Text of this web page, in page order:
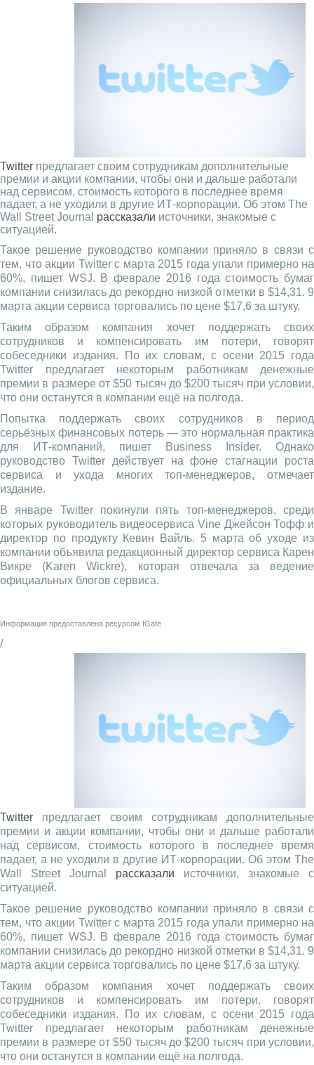
Twitter предлагает своим сотрудникам дополнительные
премии и акции компании, чтобы они и дальше работали
над сервисом, стоимость которого в последнее время
падает, а не уходили в другие ИТ-корпорации. Об этом The
Wall Street Journal рассказали источники, знакомые с
ситуацией.
Такое решение руководство компании приняло в связи с
тем, что акции Twitter с марта 2015 года упали примерно на
60%, пишет WSJ. В феврале 2016 года стоимость бумаг
компании снизилась до рекордно низкой отметки в $14,31. 9
марта акции сервиса торговались по цене $17,6 за штуку.
Таким образом компания хочет поддержать своих
сотрудников и компенсировать им потери, говорят
собеседники издания. По их словам, с осени 2015 года
Twitter предлагает некоторым работникам денежные
премии в размере от $50 тысяч до $200 тысяч при условии,
что они останутся в компании ещё на полгода.
Попытка поддержать своих сотрудников в период
серьёзных финансовых потерь — это нормальная практика
для ИТ-компаний, пишет Business Insider. Однако
руководство Twitter действует на фоне стагнации роста
сервиса и ухода многих топ-менеджеров, отмечает
издание.
В январе Twitter покинули пять топ-менеджеров, среди
которых руководитель видеосервиса Vine Джейсон Тофф и
директор по продукту Кевин Вайль. 5 марта об уходе из
компании объявила редакционный директор сервиса Карен
Викре (Karen Wickre), которая отвечала за ведение
официальных блогов сервиса.
Информация предоставлена ресурсом IGate
/
Twitter предлагает своим сотрудникам дополнительные
премии и акции компании, чтобы они и дальше работали
над сервисом, стоимость которого в последнее время
падает, а не уходили в другие ИТ-корпорации. Об этом The
Wall Street Journal рассказали источники, знакомые с
ситуацией.
Такое решение руководство компании приняло в связи с
тем, что акции Twitter с марта 2015 года упали примерно на
60%, пишет WSJ. В феврале 2016 года стоимость бумаг
компании снизилась до рекордно низкой отметки в $14,31. 9
марта акции сервиса торговались по цене $17,6 за штуку.
Таким образом компания хочет поддержать своих
сотрудников и компенсировать им потери, говорят
собеседники издания. По их словам, с осени 2015 года
Twitter предлагает некоторым работникам денежные
премии в размере от $50 тысяч до $200 тысяч при условии,
что они останутся в компании ещё на полгода.